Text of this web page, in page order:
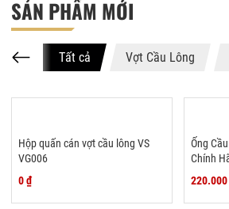
SẢN PHẨM MỚI
Tất cả Vợt Cầu Lông
Hộp quấn cán vợt cầu lông VS
VG006
0 ₫
Ống
Chính
220.000